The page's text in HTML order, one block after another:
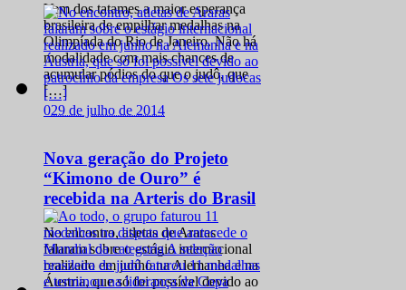
Vem dos tatames a maior esperança
brasileira de empilhar medalhas na
Olimpíada do Rio de Janeiro. Não há
modalidade com mais chances de
acumular pódios do que o judô, que
[…]
029 de julho de 2014
Nova geração do Projeto
“Kimono de Ouro” é
recebida na Arteris do Brasil
No encontro, atletas de Araras
falaram sobre o estágio internacional
realizado em junho na Alemanha e na
Áustria, que só foi possível devido ao